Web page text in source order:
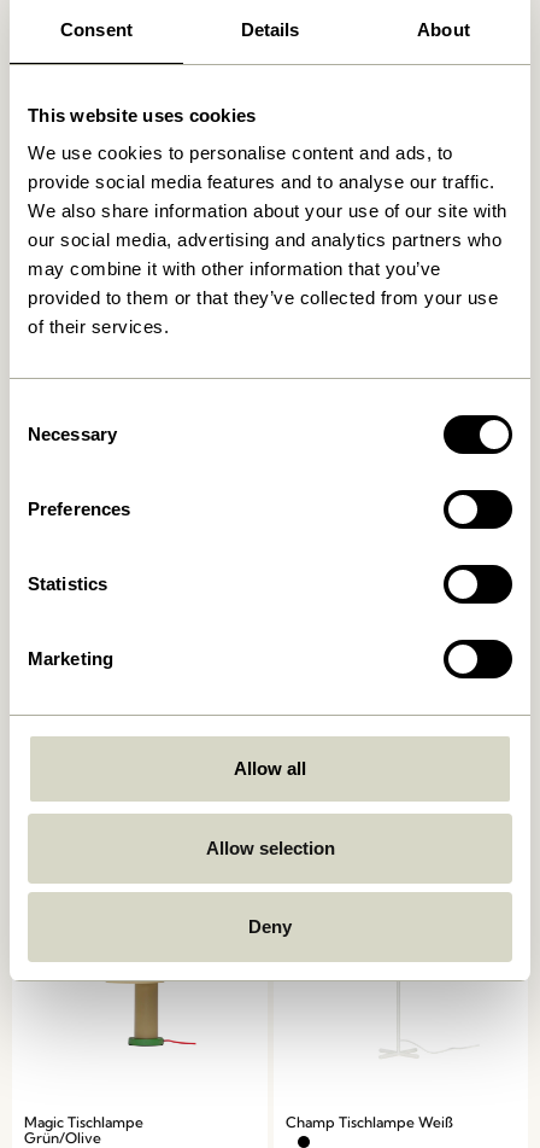
Consent Details About
This website uses cookies
We use cookies to personalise content and ads, to
provide social media features and to analyse our traffic.
We also share information about your use of our site with
our social media, advertising and analytics partners who
may combine it with other information that you’ve
provided to them or that they’ve collected from your use
of their services.
Selection
Necessary
Preferences
Statistics
Marketing
Allow all
Allow selection
Deny
Ähnliche Produkte
Messingfarben
Sandfarben
Magic Tischlampe
Grün/Olive
Champ Tischlampe Weiß